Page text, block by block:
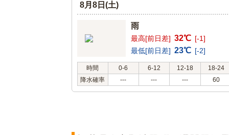
8月8日(土)
雨
最高[前日差] 32℃ [-1]
最低[前日差] 23℃ [-2]
時間 0-6 6-12 12-18
18-24
降水確率
--- --- --- 60